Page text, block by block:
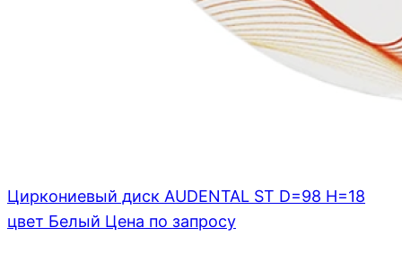
Циркониевый диск AUDENTAL ST D=98 H=18
цвет Белый Цена по запросу